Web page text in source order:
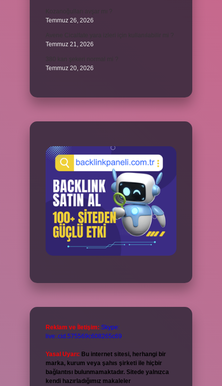
Temmuz 26, 2026
Temmuz 21, 2026
Temmuz 20, 2026
Reklam ve İletişim: Skype:
live:.cid.575569c608265c69
Yasal Uyarı: Bu internet sitesi, herhangi bir
marka, kurum veya şahıs şirketi ile hiçbir
bağlantısı bulunmamaktadır. Sitede yalnızca
kendi hazırladığımız makaleler